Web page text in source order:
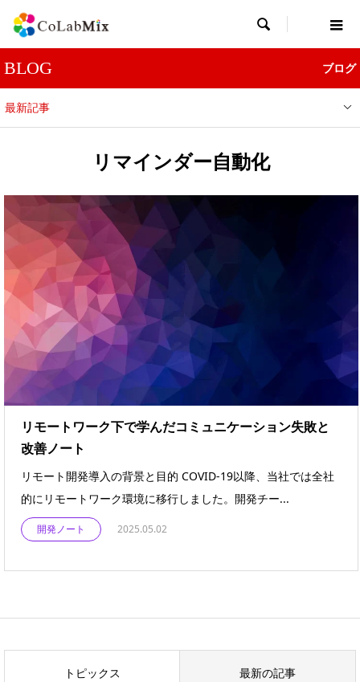

BLOG ブログ
最新記事
リマインダー自動化
リモートワーク下で学んだコミュニケーション失敗と
改善ノート
リモート開発導入の背景と目的 COVID-19以降、当社では全社
的にリモートワーク環境に移行しました。開発チー...
開発ノート 2025.05.02
トピックス 最新の記事